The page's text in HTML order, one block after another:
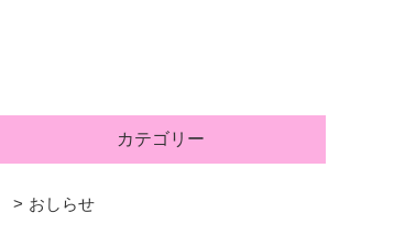
カテゴリー
おしらせ